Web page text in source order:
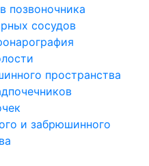
позвоночника
сосудов
пространства
и забрюшинного